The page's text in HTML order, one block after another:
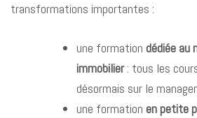
transformations importantes :
une formation dédiée au
immobilier: tous les
désormais sur le
une formation en petite